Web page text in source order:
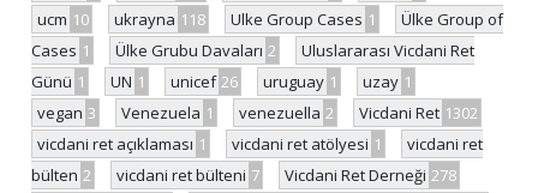
ucm 10 ukrayna 118 Ulke Group Cases 1
Ülke Group of
Cases 1 Ülke Grubu Davaları 2
Uluslararası Vicdani Ret
Günü 1 UN 1 unicef 26 uruguay 1 uzay 1
vegan 3 Venezuela 1 venezuella 2 Vicdani Ret 1302
vicdani ret açıklaması 1 vicdani ret atölyesi 1
vicdani ret
bülten 2 vicdani ret bülteni 7 Vicdani Ret Derneği 278